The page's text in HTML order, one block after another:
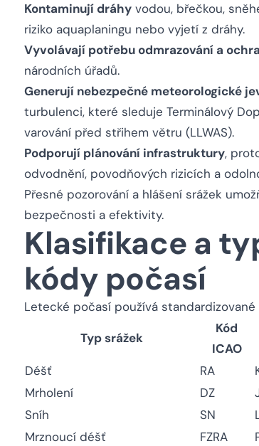
Kontaminují dráhy vodou, břečkou,
riziko aquaplaningu nebo vyjetí z dráhy.
Vyvolávají potřebu odmrazování a
národních úřadů.
Generují nebezpečné meteorologické
turbulenci, které sleduje Terminálový
varování před střihem větru (LLWAS).
Podporují plánování infrastruktury,
odvodnění, povodňových rizicích a
Přesné pozorování a hlášení srážek
bezpečnosti a efektivity.
Klasifikace a
kódy počasí
Letecké počasí používá standardizované
Typ srážek
Kód
ICAO
Déšť RA
Mrholení
DZ
Sníh
SN
Mrznoucí déšť
FZRA